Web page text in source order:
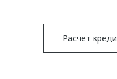
Расчет